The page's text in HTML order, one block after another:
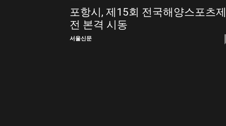
포항시, 제15회 전국해양스포츠제
전 본격 시동
서울신문